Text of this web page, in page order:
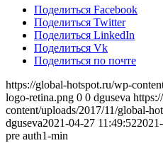
Поделиться Facebook
Поделиться Twitter
Поделиться LinkedIn
Поделиться Vk
Поделиться по почте
https://global-hotspot.ru/wp-
logo-retina.png 0 0 dguseva
content/uploads/2017/11/global-
dguseva2021-04-27 11:49:52
pre auth1-min